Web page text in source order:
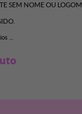
SEM NOME OU
...